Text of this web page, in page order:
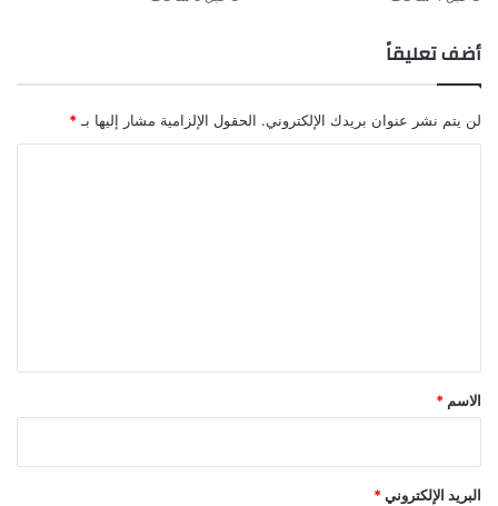
أضف تعليقاً
لن يتم نشر عنوان بريدك الإلكتروني. الحقول الإلزامية مشار إليها بـ*
*
الاسم *
البريد الإلكتروني*